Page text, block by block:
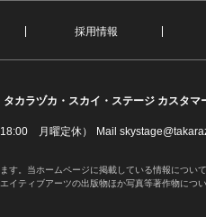
採用情報
タカラヅカ・スカイ・ステージ カスタマ
月曜定休） Mail
。当ホームページに掲載している情報につい
イティブアーツの出版物ほか写真等著作物につ